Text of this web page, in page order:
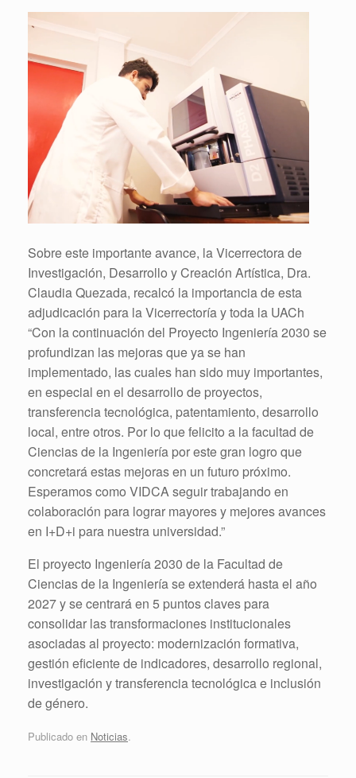
Sobre este importante avance, la Vicerrectora de
Investigación, Desarrollo y Creación Artística, Dra.
Claudia Quezada, recalcó la importancia de esta
adjudicación para la Vicerrectoría y toda la UACh
“Con la continuación del Proyecto Ingeniería 2030 se
profundizan las mejoras que ya se han
implementado, las cuales han sido muy importantes,
en especial en el desarrollo de proyectos,
transferencia tecnológica, patentamiento, desarrollo
local, entre otros. Por lo que felicito a la facultad de
Ciencias de la Ingeniería por este gran logro que
concretará estas mejoras en un futuro próximo.
Esperamos como VIDCA seguir trabajando en
colaboración para lograr mayores y mejores avances
en I+D+i para nuestra universidad.”
El proyecto Ingeniería 2030 de la Facultad de
Ciencias de la Ingeniería se extenderá hasta el año
2027 y se centrará en 5 puntos claves para
consolidar las transformaciones institucionales
asociadas al proyecto: modernización formativa,
gestión eficiente de indicadores, desarrollo regional,
investigación y transferencia tecnológica e inclusión
de género.
Publicado en Noticias.